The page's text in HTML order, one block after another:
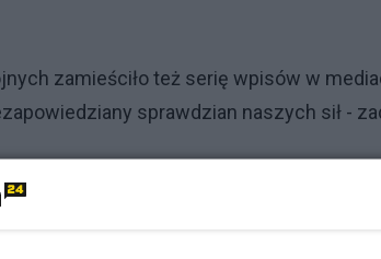
zamieściło też serię wpisów w
sprawdzian naszych sił -